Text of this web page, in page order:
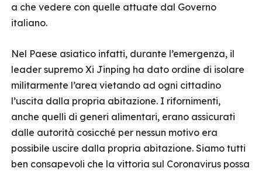
a che vedere con quelle attuate dal Governo
italiano.
Nel Paese asiatico infatti, durante l’emergenza, il
leader supremo Xi Jinping ha dato ordine di isolare
militarmente l’area vietando ad ogni cittadino
l’uscita dalla propria abitazione. I rifornimenti,
anche quelli di generi alimentari, erano assicurati
dalle autorità cosicché per nessun motivo era
possibile uscire dalla propria abitazione. Siamo tutti
ben consapevoli che la vittoria sul Coronavirus possa